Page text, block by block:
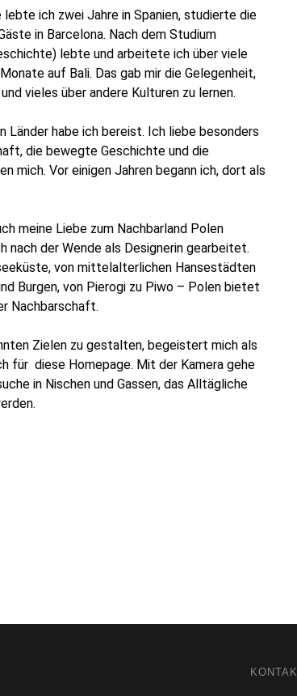
lebte ich zwei Jahre in Spanien, studierte die
in Barcelona. Nach dem Studium
lebte und arbeitete ich über viele
auf Bali. Das gab mir die Gelegenheit,
vieles über andere Kulturen zu lernen.
Länder habe ich bereist. Ich liebe besonders
die bewegte Geschichte und die
mich. Vor einigen Jahren begann ich, dort als
meine Liebe zum Nachbarland Polen
der Wende als Designerin gearbeitet.
von mittelalterlichen Hansestädten
Burgen, von Pierogi zu Piwo – Polen bietet
Nachbarschaft.
Zielen zu gestalten, begeistert mich als
für diese Homepage. Mit der Kamera gehe
in Nischen und Gassen, das Alltägliche